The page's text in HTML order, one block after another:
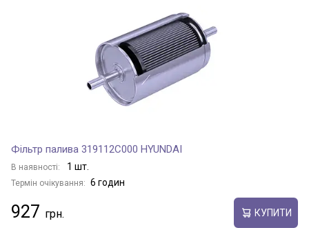
Фільтр палива 319112C000 HYUNDAI
В наявності: 1 шт.
Термін очікування: 6 годин
927 КУПИТИ